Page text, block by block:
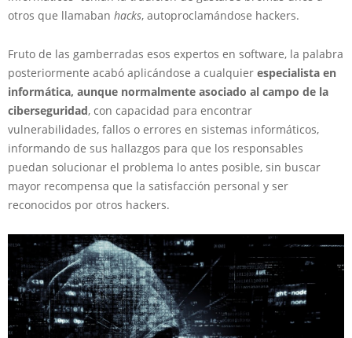
otros que llamaban hacks, autoproclamándose hackers.
Fruto de las gamberradas esos expertos en software, la palabra
posteriormente acabó aplicándose a cualquier especialista en
informática, aunque normalmente asociado al campo de la
ciberseguridad, con capacidad para encontrar
vulnerabilidades, fallos o errores en sistemas informáticos,
informando de sus hallazgos para que los responsables
puedan solucionar el problema lo antes posible, sin buscar
mayor recompensa que la satisfacción personal y ser
reconocidos por otros hackers.